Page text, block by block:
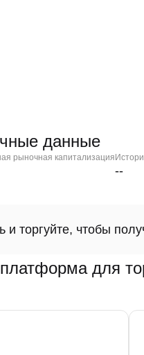
данные
рыночная капитализация
--
и торгуйте, чтобы
для